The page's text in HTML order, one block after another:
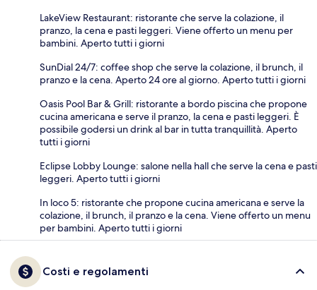
LakeView Restaurant: ristorante che serve la colazione, il
pranzo, la cena e pasti leggeri. Viene offerto un menu per
bambini. Aperto tutti i giorni
SunDial 24/7: coffee shop che serve la colazione, il brunch, il
pranzo e la cena. Aperto 24 ore al giorno. Aperto tutti i giorni
Oasis Pool Bar & Grill: ristorante a bordo piscina che propone
cucina americana e serve il pranzo, la cena e pasti leggeri. È
possibile godersi un drink al bar in tutta tranquillità. Aperto
tutti i giorni
Eclipse Lobby Lounge: salone nella hall che serve la cena e pasti
leggeri. Aperto tutti i giorni
In loco 5: ristorante che propone cucina americana e serve la
colazione, il brunch, il pranzo e la cena. Viene offerto un menu
per bambini. Aperto tutti i giorni
Costi e regolamenti